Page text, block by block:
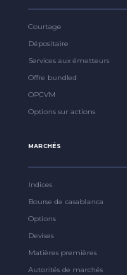
Courtage
Dépositaire
Services aux émetteurs
Offre bundled
OPCVM
Options sur actions
MARCHÉS
Indices
Bourse de casablanca
Options
Devises
Matières premières
Autorités de marchés